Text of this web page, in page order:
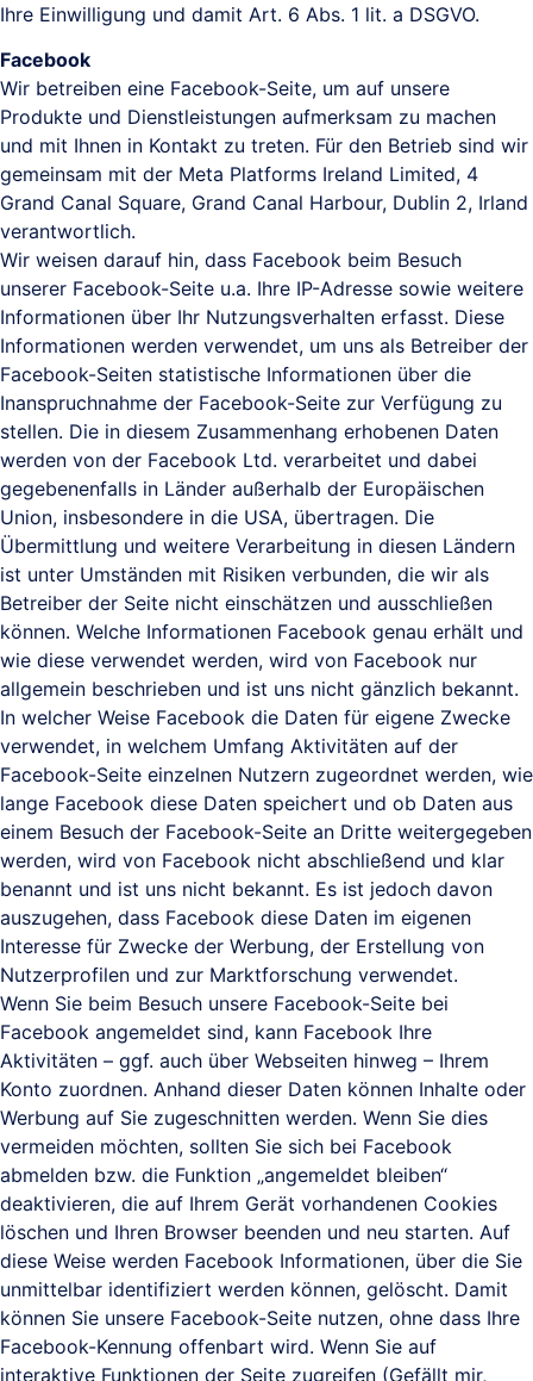
Ihre Einwilligung und damit Art. 6 Abs. 1 lit. a DSGVO.
Facebook
Wir betreiben eine Facebook-Seite, um auf unsere
Produkte und Dienstleistungen aufmerksam zu machen
und mit Ihnen in Kontakt zu treten. Für den Betrieb sind wir
gemeinsam mit der Meta Platforms Ireland Limited, 4
Grand Canal Square, Grand Canal Harbour, Dublin 2, Irland
verantwortlich.
Wir weisen darauf hin, dass Facebook beim Besuch
unserer Facebook-Seite u.a. Ihre IP-Adresse sowie weitere
Informationen über Ihr Nutzungsverhalten erfasst. Diese
Informationen werden verwendet, um uns als Betreiber der
Facebook-Seiten statistische Informationen über die
Inanspruchnahme der Facebook-Seite zur Verfügung zu
stellen. Die in diesem Zusammenhang erhobenen Daten
werden von der Facebook Ltd. verarbeitet und dabei
gegebenenfalls in Länder außerhalb der Europäischen
Union, insbesondere in die USA, übertragen. Die
Übermittlung und weitere Verarbeitung in diesen Ländern
ist unter Umständen mit Risiken verbunden, die wir als
Betreiber der Seite nicht einschätzen und ausschließen
können. Welche Informationen Facebook genau erhält und
wie diese verwendet werden, wird von Facebook nur
allgemein beschrieben und ist uns nicht gänzlich bekannt.
In welcher Weise Facebook die Daten für eigene Zwecke
verwendet, in welchem Umfang Aktivitäten auf der
Facebook-Seite einzelnen Nutzern zugeordnet werden, wie
lange Facebook diese Daten speichert und ob Daten aus
einem Besuch der Facebook-Seite an Dritte weitergegeben
werden, wird von Facebook nicht abschließend und klar
benannt und ist uns nicht bekannt. Es ist jedoch davon
auszugehen, dass Facebook diese Daten im eigenen
Interesse für Zwecke der Werbung, der Erstellung von
Nutzerprofilen und zur Marktforschung verwendet.
Wenn Sie beim Besuch unsere Facebook-Seite bei
Facebook angemeldet sind, kann Facebook Ihre
Aktivitäten – ggf. auch über Webseiten hinweg – Ihrem
Konto zuordnen. Anhand dieser Daten können Inhalte oder
Werbung auf Sie zugeschnitten werden. Wenn Sie dies
vermeiden möchten, sollten Sie sich bei Facebook
abmelden bzw. die Funktion „angemeldet bleiben“
deaktivieren, die auf Ihrem Gerät vorhandenen Cookies
löschen und Ihren Browser beenden und neu starten. Auf
diese Weise werden Facebook Informationen, über die Sie
unmittelbar identifiziert werden können, gelöscht. Damit
können Sie unsere Facebook-Seite nutzen, ohne dass Ihre
Facebook-Kennung offenbart wird. Wenn Sie auf
interaktive Funktionen der Seite zugreifen (Gefällt mir,